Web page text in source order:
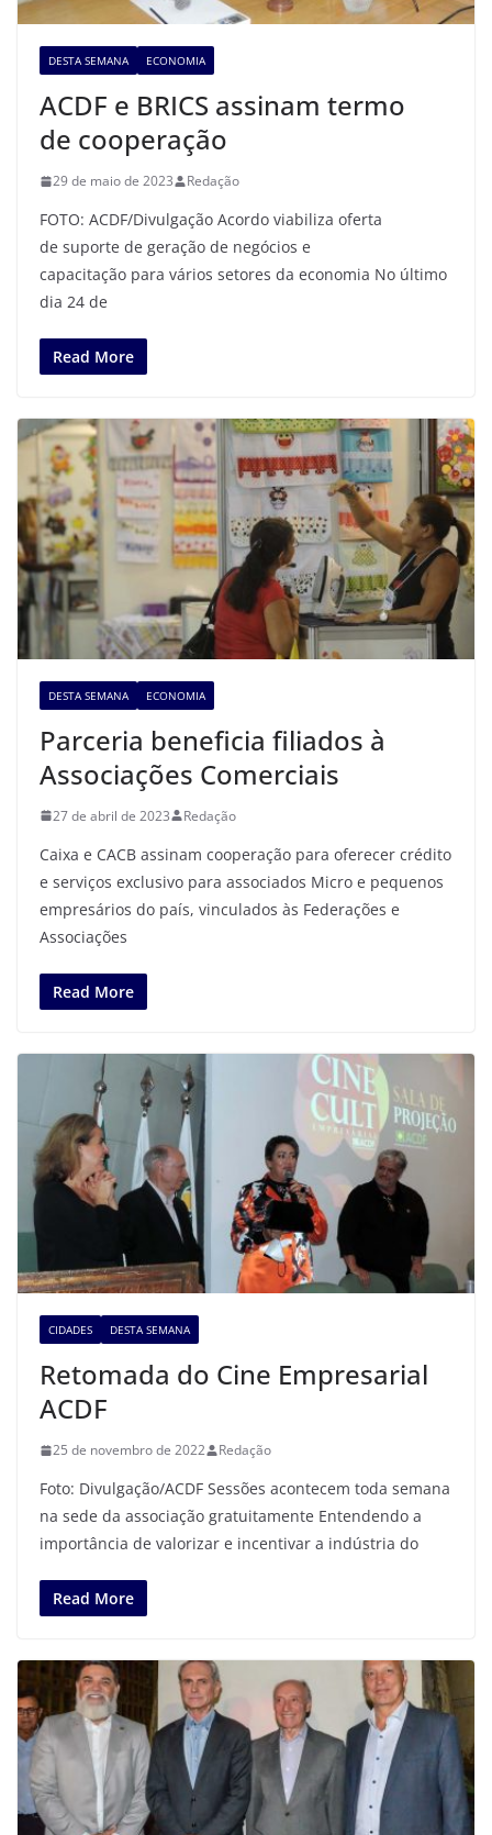
DESTA SEMANA ECONOMIA
ACDF e BRICS assinam termo
de cooperação
29 de maio de 2023 Redação
FOTO: ACDF/Divulgação Acordo viabiliza oferta
de suporte de geração de negócios e
capacitação para vários setores da economia No último
dia 24 de
Read More
DESTA SEMANA ECONOMIA
Parceria beneficia filiados à
Associações Comerciais
27 de abril de 2023 Redação
Caixa e CACB assinam cooperação para oferecer crédito
e serviços exclusivo para associados Micro e pequenos
empresários do país, vinculados às Federações e
Associações
Read More
CIDADES DESTA SEMANA
Retomada do Cine Empresarial
ACDF
25 de novembro de 2022 Redação
Foto: Divulgação/ACDF Sessões acontecem toda semana
na sede da associação gratuitamente Entendendo a
importância de valorizar e incentivar a indústria do
Read More